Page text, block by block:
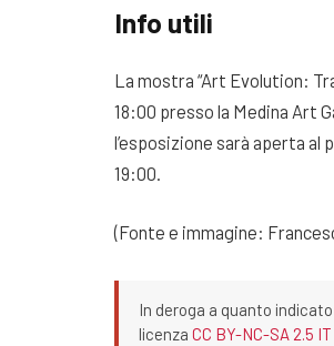
Info utili
La mostra “Art Evolution:
18:00 presso la Medina Art
l’esposizione sarà aperta al
19:00.
(Fonte e immagine:
In deroga a quanto
licenza CC BY-NC-SA 2.5 IT